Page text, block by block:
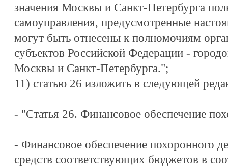
значения Москвы и Санкт-Петербурга
самоуправления, предусмотренные
могут быть отнесены к полномочиям
субъектов Российской Федерации -
Москвы и Санкт-Петербурга.";
11) статью 26 изложить в следующей
- "Статья 26. Финансовое обеспечение
- Финансовое обеспечение похоронного
средств соответствующих бюджетов в